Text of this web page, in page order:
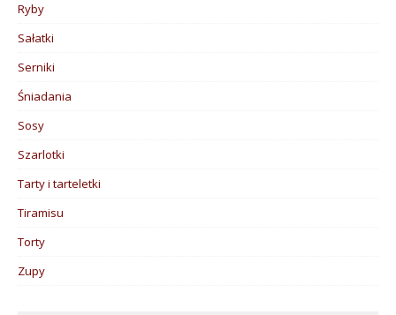
Ryby
Sałatki
Serniki
Śniadania
Sosy
Szarlotki
Tarty i tarteletki
Tiramisu
Torty
Zupy